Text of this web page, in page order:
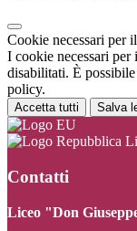
Cookie necessari per
I cookie necessari per
disabilitati. È
policy.
Accetta tutti Salva
Contatti
Liceo "Don